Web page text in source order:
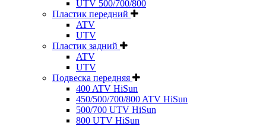
UTV 500/700/800
Пластик передний
ATV
UTV
Пластик задний
ATV
UTV
Подвеска передняя
400 ATV HiSun
450/500/700/800 ATV HiSun
500/700 UTV HiSun
800 UTV HiSun